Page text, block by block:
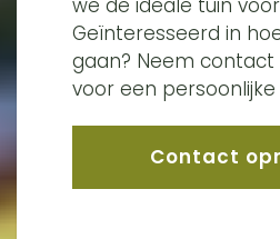
we de ideale tuin
Geïnteresseerd in
gaan? Neem
voor een
Contact